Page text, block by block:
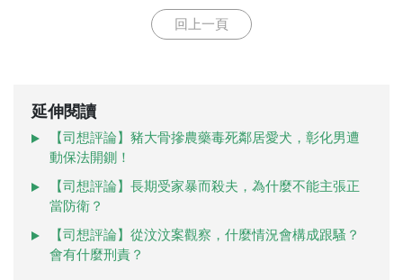
回上一頁
延伸閱讀
【司想評論】豬大骨摻農藥毒死鄰居愛犬，彰化男遭
動保法開鍘！
【司想評論】長期受家暴而殺夫，為什麼不能主張正
當防衛？
【司想評論】從汶汶案觀察，什麼情況會構成跟騷？
會有什麼刑責？